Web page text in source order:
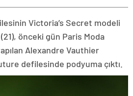
Victoria’s Secret modeli
önceki gün Paris Moda
Alexandre Vauthier
defilesinde podyuma çıktı.